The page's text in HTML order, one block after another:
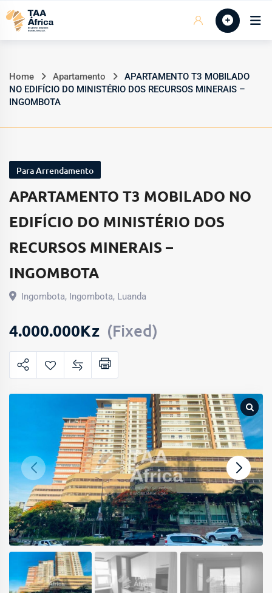
Skip
Início
Home Apartamento
APARTAMENTO T3 MOBILADO
NO EDIFÍCIO DO MINISTÉRIO DOS RECURSOS MINERAIS –
INGOMBOTA
Para Arrendamento
APARTAMENTO T3 MOBILADO NO
EDIFÍCIO DO MINISTÉRIO DOS
RECURSOS MINERAIS –
INGOMBOTA
Ingombota, Ingombota, Luanda
4.000.000Kz (Fixed)